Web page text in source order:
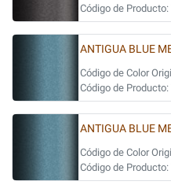
Código de Producto:
ANTIGUA BLUE
Código de Color
Código de Producto:
ANTIGUA BLUE
Código de Color
Código de Producto: